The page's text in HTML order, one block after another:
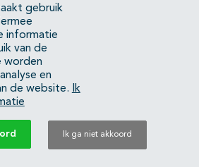
(niet bereiken van het
ondanks drie verschillende klasses
bloeddrukverlagende middelen
of bereikt bloeddruk
verschillende klasses
maar wees alert op
tenslotte aanbeveling om bij
ouder dan 70 jaar,
bij het combineren van RAAS-
gebruik
informatie
van de
worden
en
de website.
Ik
Ik ga niet akkoord